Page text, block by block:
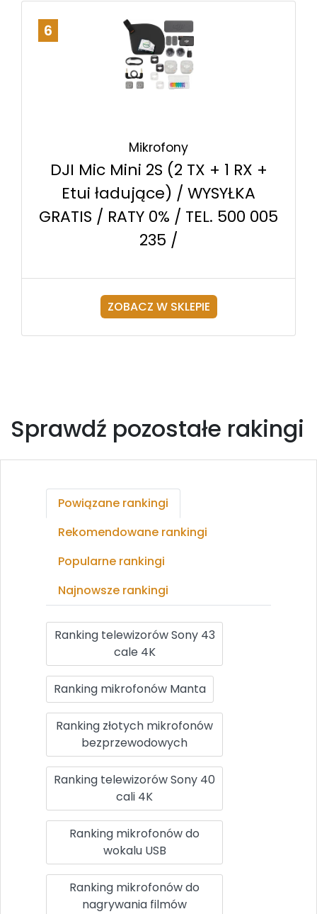
6
Mikrofony
DJI Mic Mini 2S (2 TX + 1 RX +
Etui ładujące) / WYSYŁKA
GRATIS / RATY 0% / TEL. 500 005
235 /
ZOBACZ W SKLEPIE
Sprawdź pozostałe rakingi
Powiązane rankingi
Rekomendowane rankingi
Popularne rankingi
Najnowsze rankingi
Ranking telewizorów Sony 43
cale 4K
Ranking mikrofonów Manta
Ranking złotych mikrofonów
bezprzewodowych
Ranking telewizorów Sony 40
cali 4K
Ranking mikrofonów do
wokalu USB
Ranking mikrofonów do
nagrywania filmów